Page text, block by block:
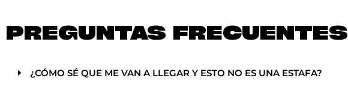
PREGUNTAS FRECUENTES
¿CÓMO SÉ QUE ME VAN A LLEGAR Y ESTO NO ES UNA ESTAFA?